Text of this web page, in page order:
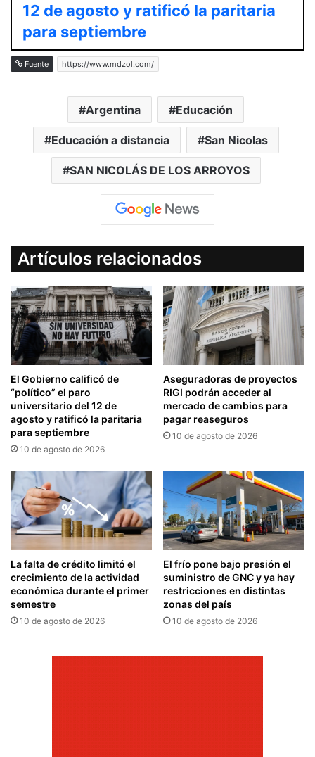
12 de agosto y ratificó la paritaria
para septiembre
Fuente https://www.mdzol.com/
Argentina Educación
Educación a distancia San Nicolas
SAN NICOLÁS DE LOS ARROYOS
Artículos relacionados
El Gobierno calificó de
“político” el paro
universitario del 12 de
agosto y ratificó la paritaria
para septiembre
10 de agosto de 2026
Aseguradoras de proyectos
RIGI podrán acceder al
mercado de cambios para
pagar reaseguros
10 de agosto de 2026
La falta de crédito limitó el
crecimiento de la actividad
económica durante el primer
semestre
10 de agosto de 2026
El frío pone bajo presión el
suministro de GNC y ya hay
restricciones en distintas
zonas del país
10 de agosto de 2026